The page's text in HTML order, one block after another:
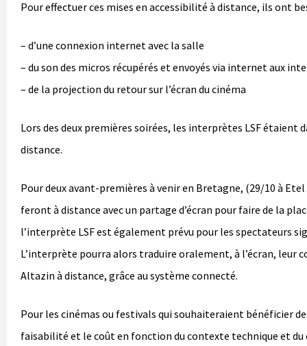
Pour effectuer ces mises en accessibilité à distance, ils ont
– d’une connexion internet avec la salle
– du son des micros récupérés et envoyés via internet aux
– de la projection du retour sur l’écran du cinéma
Lors des deux premières soirées, les interprètes LSF
distance.
Pour deux avant-premières à venir en Bretagne, (29/10 à
feront à distance avec un partage d’écran pour faire de la
l’interprète LSF est également prévu pour les spectateurs
L’interprète pourra alors traduire oralement, à l’écran,
Altazin à distance, grâce au système connecté.
Pour les cinémas ou festivals qui souhaiteraient bénéficier
faisabilité et le coût en fonction du contexte technique et du